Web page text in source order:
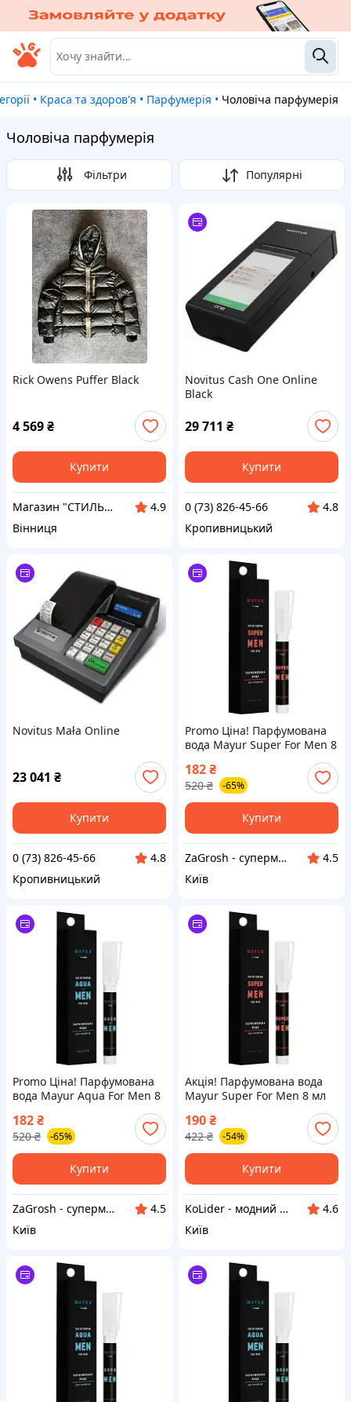
• Краса та здоров'я • Парфумерія • Чоловіча парфумерія
Чоловіча парфумерія
Фільтри Популярні
Rick Owens Puffer Black
4 569₴
Купити
Магазин "СТИЛЬНИЙ МОЛОДІЖНИЙ ОДЯГ"
4.9
Вінниця
Novitus Cash One Online
Black
29 711 ₴
Купити
0 (73) 826-45-66
4.8
Кропивницький
Novitus Mała Online
23 041 ₴
Купити
0 (73) 826-45-66
4.8
Кропивницький
Promo Ціна! Парфумована
вода Mayur Super For Men 8
мл (4820230955378) - тільки
на ZaGrosh.com.ua
182₴
520 ₴ -65%
Купити
ZaGrosh - супермаркет низьких цін
4.5
Київ
Promo Ціна! Парфумована
вода Mayur Aqua For Men 8
мл (4820230955385) - тільки
на ZaGrosh.com.ua
182₴
520 ₴ -65%
Купити
ZaGrosh - супермаркет низьких цін
4.5
Київ
Акція! Парфумована вода
Mayur Super For Men 8 мл
кращою ціною!
190₴
422 ₴ -54%
Купити
KoLider - модний магазин
4.6
Київ